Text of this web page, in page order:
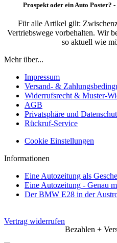
Prospekt oder ein Auto Poster? -
Für alle Artikel gilt:
Vertriebswege vorbehalten. Wir
so aktuell wie
Mehr über...
Impressum
Versand- &
Widerrufsrecht & Muster-
AGB
Privatsphäre und
Rückruf-Service
Cookie Einstellungen
Informationen
Eine Autozeitung als
Eine Autozeitung - Genau
Der BMW E28 in der
Vertrag widerrufen
Bezahlen +